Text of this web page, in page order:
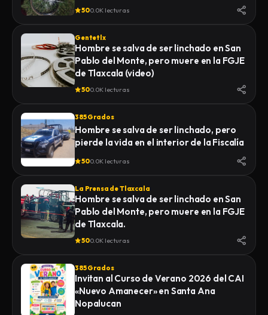
500.0K lecturas
Gentetlx
Hombre se salva de ser linchado en San
Pablo del Monte, pero muere en la FGJE
de Tlaxcala (video)
500.0K lecturas
385 Grados
Hombre se salva de ser linchado, pero
pierde la vida en el interior de la Fiscalía
500.0K lecturas
La Prensa de Tlaxcala
Hombre se salva de ser linchado en San
Pablo del Monte, pero muere en la FGJE
de Tlaxcala.
500.0K lecturas
385 Grados
Invitan al Curso de Verano 2026 del CAI
«Nuevo Amanecer» en Santa Ana
Nopalucan